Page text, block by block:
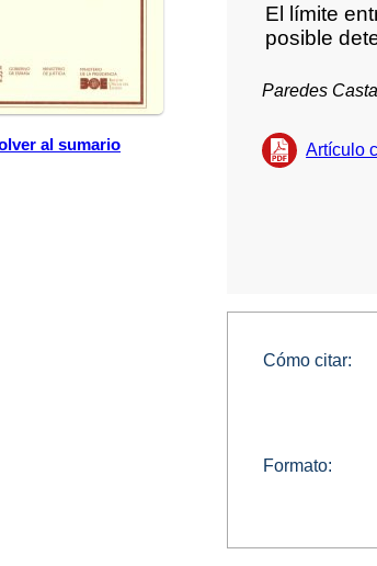
al sumario
El límite
posible
Paredes
Artículo
Cómo citar:
Formato: